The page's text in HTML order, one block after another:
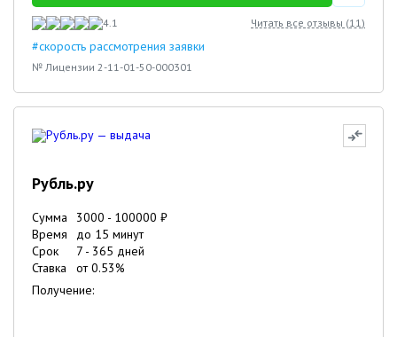
4.1 Читать все отзывы (11)
#скорость рассмотрения заявки
№ Лицензии 2-11-01-50-000301
Рубль.ру
Сумма 3000 - 100000 ₽
Время
до 15 минут
Срок
7 - 365 дней
Ставка
от0.53%
Получение: